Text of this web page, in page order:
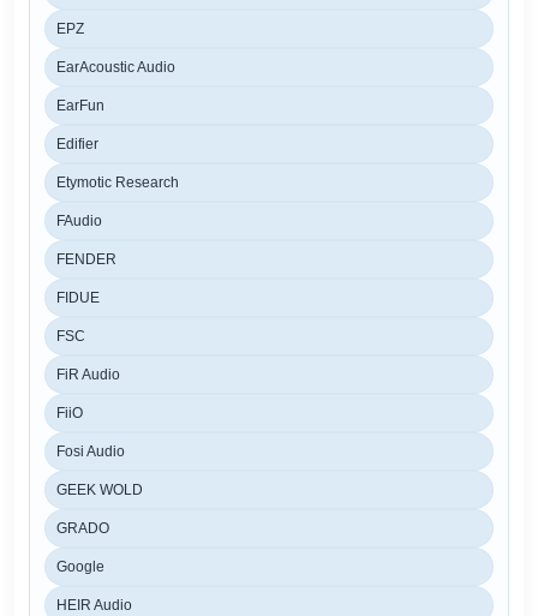
EPZ
EarAcoustic Audio
EarFun
Edifier
Etymotic Research
FAudio
FENDER
FIDUE
FSC
FiR Audio
FiiO
Fosi Audio
GEEK WOLD
GRADO
Google
HEIR Audio